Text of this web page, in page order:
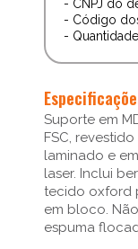
- CNPJ do
- Código
-
Suporte em
FSC,
laminado e
laser. Inclui
tecido oxford
em bloco.
espuma